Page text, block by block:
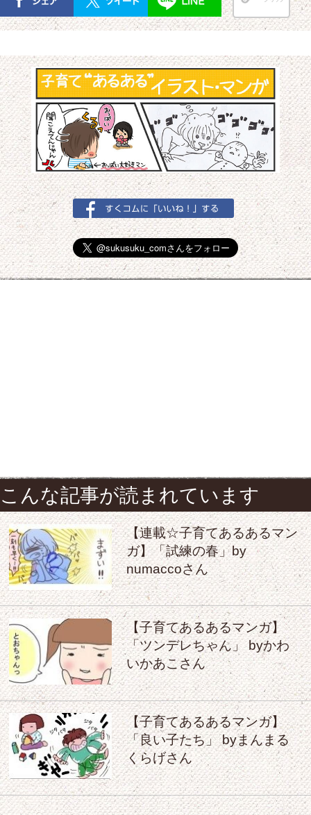
こんな記事が読まれています
【連載☆子育てあるあるマン
ガ】「試練の春」by
numaccoさん
【子育てあるあるマンガ】
「ツンデレちゃん」 byかわ
いかあこさん
【子育てあるあるマンガ】
「良い子たち」 byまんまる
くらげさん